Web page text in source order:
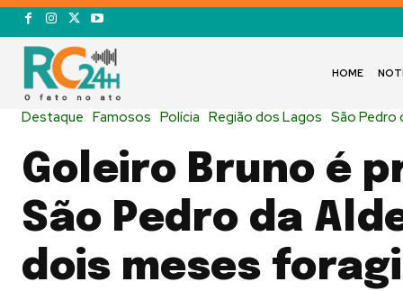
HOME
Destaque Famosos Polícia Região dos Lagos São Pedro
Goleiro Bruno é
São Pedro da
dois meses